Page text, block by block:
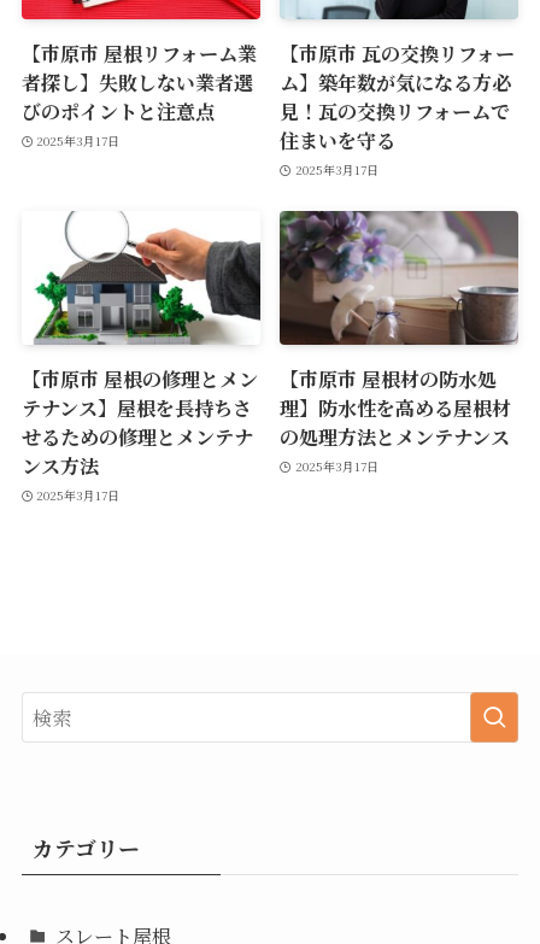
【市原市 屋根リフォーム業
者探し】失敗しない業者選
びのポイントと注意点
2025年3月17日
【市原市 瓦の交換リフォー
ム】築年数が気になる方必
見！瓦の交換リフォームで
住まいを守る
2025年3月17日
【市原市 屋根の修理とメン
テナンス】屋根を長持ちさ
せるための修理とメンテナ
ンス方法
2025年3月17日
【市原市 屋根材の防水処
理】防水性を高める屋根材
の処理方法とメンテナンス
2025年3月17日
カテゴリー
スレート屋根